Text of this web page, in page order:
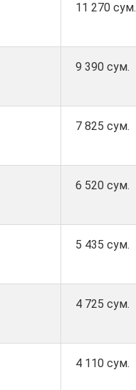
11 270 сум.
9 390 сум.
7 825 сум.
6 520 сум.
5 435 сум.
4 725 сум.
4 110 сум.